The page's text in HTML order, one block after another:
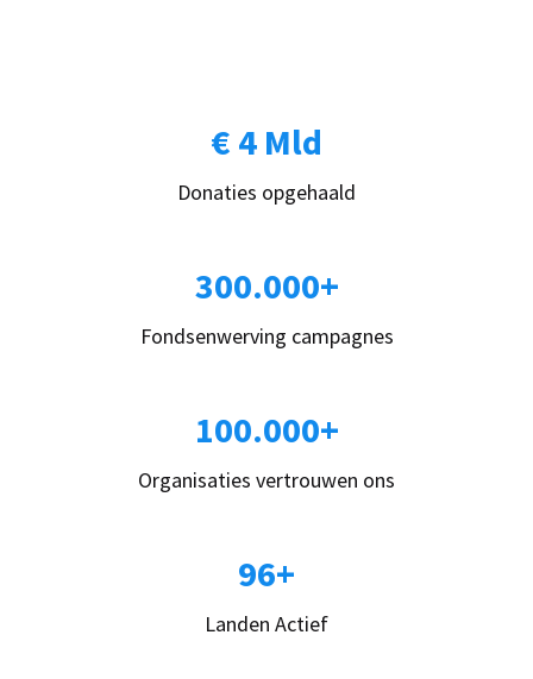
€ 4 Mld
Donaties opgehaald
300.000+
Fondsenwerving campagnes
100.000+
Organisaties vertrouwen ons
96+
Landen Actief